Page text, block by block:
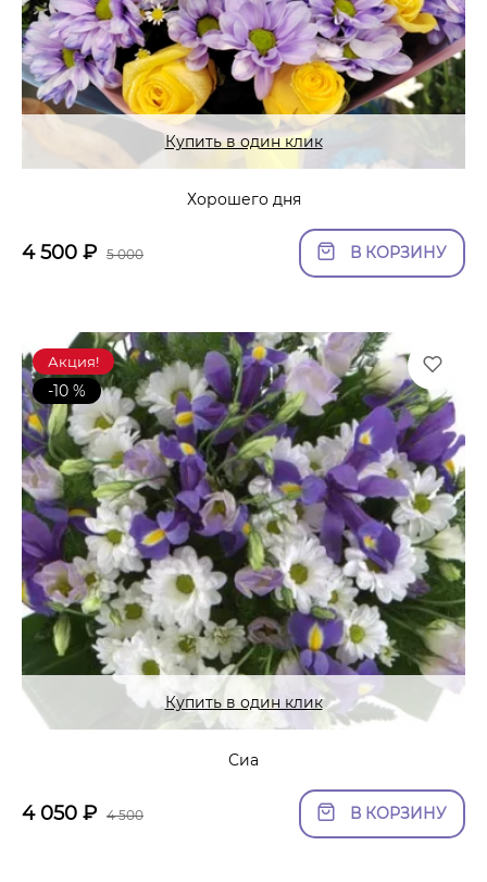
Купить в один клик
Хорошего дня
4 500 ₽ 5 000 В КОРЗИНУ
Акция!
-10 %
Купить в один клик
Сиа
4 050 ₽ 4 500 В КОРЗИНУ